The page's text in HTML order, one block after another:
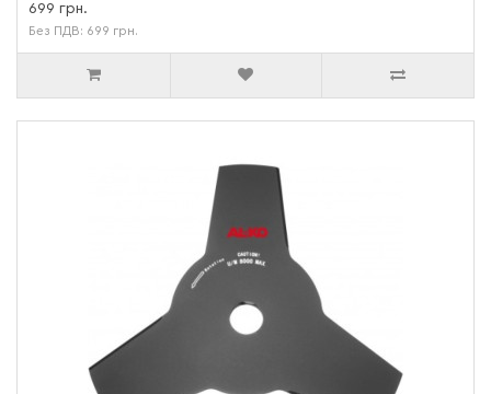
699 грн.
Без ПДВ: 699 грн.